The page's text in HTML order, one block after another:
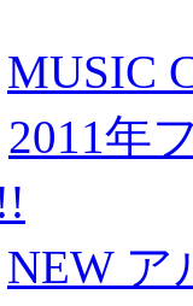
MUSIC
2011年
NEW